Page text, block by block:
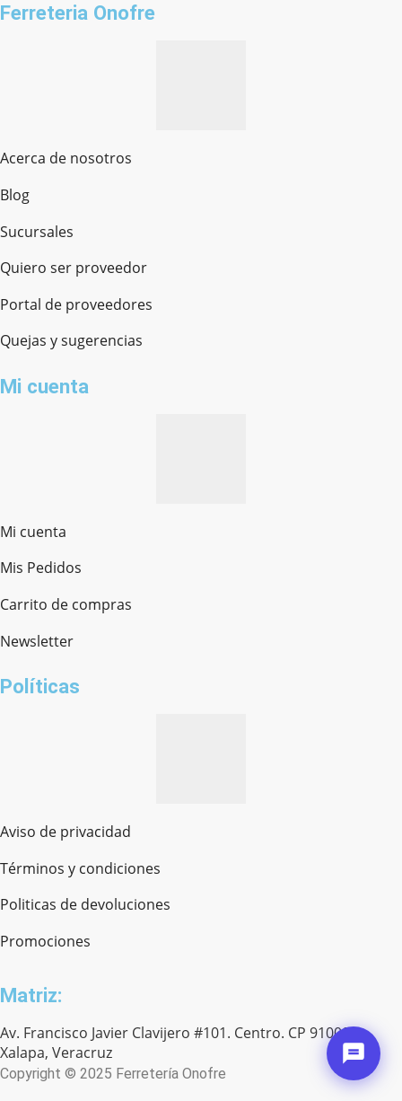
Ferreteria Onofre
Acerca de nosotros
Blog
Sucursales
Quiero ser proveedor
Portal de proveedores
Quejas y sugerencias
Mi cuenta
Mi cuenta
Mis Pedidos
Carrito de compras
Newsletter
Políticas
Aviso de privacidad
Términos y condiciones
Politicas de devoluciones
Promociones
Matriz:
Av. Francisco Javier Clavijero #101. Centro. CP 91000.
Xalapa, Veracruz
Copyright © 2025 Ferretería Onofre